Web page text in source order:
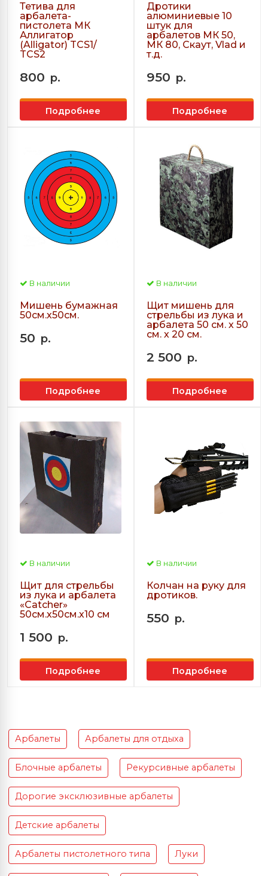
Тетива для
арбалета-
пистолета МК
Аллигатор
(Alligator) TCS1/
TCS2
800 р.
Подробнее
Дротики
алюминиевые 10
штук для
арбалетов МК 50,
МК 80, Скаут, Vlad и
т.д.
950 р.
Подробнее
В наличии
Мишень бумажная
50см.х50см.
50 р.
Подробнее
В наличии
Щит мишень для
стрельбы из лука и
арбалета 50 см. х 50
см. х 20 см.
2 500 р.
Подробнее
В наличии
Щит для стрельбы
из лука и арбалета
«Сatcher»
50см.х50см.х10 см
1 500 р.
Подробнее
В наличии
Колчан на руку для
дротиков.
550 р.
Подробнее
Арбалеты Арбалеты для отдыха
Блочные арбалеты Рекурсивные арбалеты
Дорогие эксклюзивные арбалеты
Детские арбалеты
Арбалеты пистолетного типа Луки